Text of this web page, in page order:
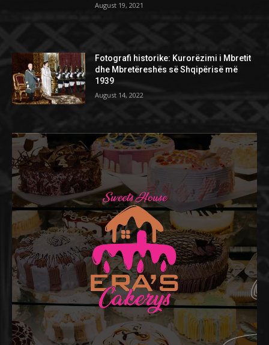
August 19, 2021
Fotografi historike: Kurorëzimi i Mbretit
dhe Mbretëreshës së Shqipërisë më
1939
August 14, 2022